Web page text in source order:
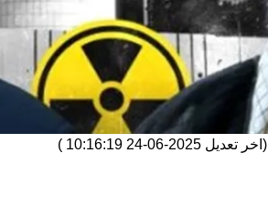
(اخر تعديل 2025-06-24 10:16:19
)